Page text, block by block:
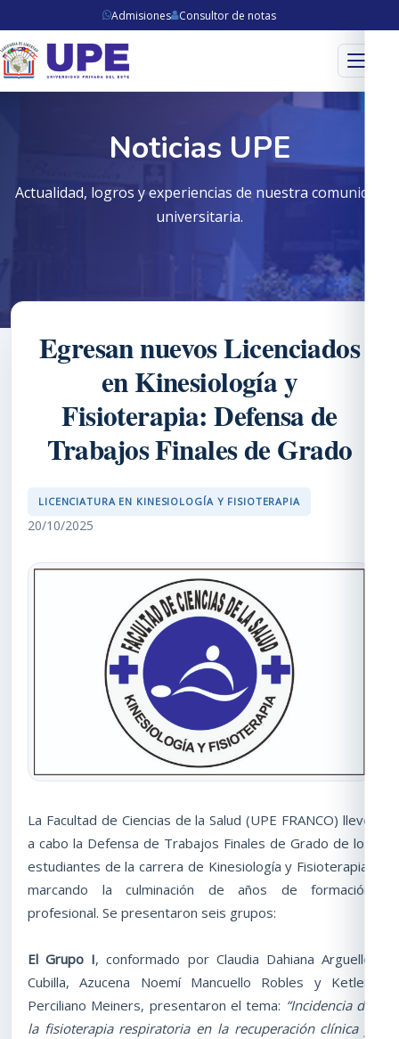
Admisiones Consultor de notas
Menú
Noticias UPE
Actualidad, logros y experiencias de nuestra comunidad
universitaria.
Egresan nuevos Licenciados
en Kinesiología y
Fisioterapia: Defensa de
Trabajos Finales de Grado
LICENCIATURA EN KINESIOLOGÍA Y FISIOTERAPIA
20/10/2025
La Facultad de Ciencias de la Salud (UPE FRANCO) llevó
a cabo la Defensa de Trabajos Finales de Grado de los
estudiantes de la carrera de Kinesiología y Fisioterapia,
marcando la culminación de años de formación
profesional. Se presentaron seis grupos:
El Grupo I, conformado por Claudia Dahiana Arguello
Cubilla, Azucena Noemí Mancuello Robles y Ketlen
Perciliano Meiners, presentaron el tema: “Incidencia de
la fisioterapia respiratoria en la recuperación clínica y